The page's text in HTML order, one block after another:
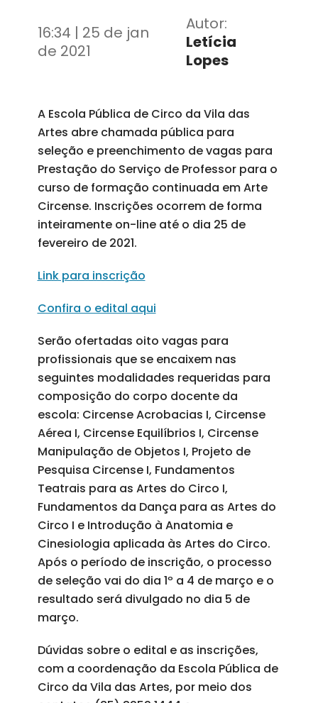
16:34 | 25 de jan
de 2021
Autor:
Letícia
Lopes
A Escola Pública de Circo da Vila das
Artes abre chamada pública para
seleção e preenchimento de vagas para
Prestação do Serviço de Professor para o
curso de formação continuada em Arte
Circense. Inscrições ocorrem de forma
inteiramente on-line até o dia 25 de
fevereiro de 2021.
Link para inscrição
Confira o edital aqui
Serão ofertadas oito vagas para
profissionais que se encaixem nas
seguintes modalidades requeridas para
composição do corpo docente da
escola: Circense Acrobacias I, Circense
Aérea I, Circense Equilíbrios I, Circense
Manipulação de Objetos I, Projeto de
Pesquisa Circense I, Fundamentos
Teatrais para as Artes do Circo I,
Fundamentos da Dança para as Artes do
Circo I e Introdução à Anatomia e
Cinesiologia aplicada às Artes do Circo.
Após o período de inscrição, o processo
de seleção vai do dia 1º a 4 de março e o
resultado será divulgado no dia 5 de
março.
Dúvidas sobre o edital e as inscrições,
com a coordenação da Escola Pública de
Circo da Vila das Artes, por meio dos